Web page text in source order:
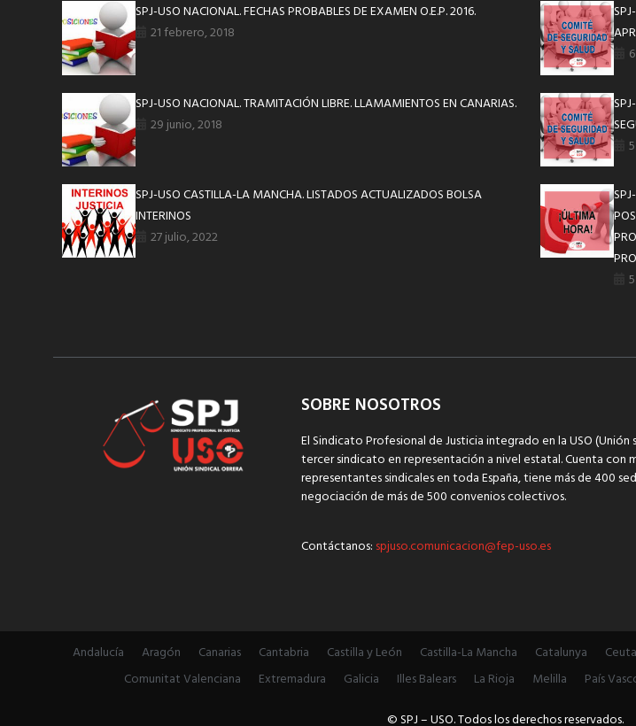
SPJ-USO NACIONAL. FECHAS PROBABLES DE EXAMEN O.E.P. 2016.
21 febrero, 2018
SPJ-USO NACIONAL. TRAMITACIÓN LIBRE. LLAMAMIENTOS EN CANARIAS.
29 junio, 2018
SPJ-USO CASTILLA-LA MANCHA. LISTADOS ACTUALIZADOS BOLSA
INTERINOS
27 julio, 2022
SOBRE NOSOTROS
El Sindicato Profesional de Justicia integrado en la USO (Unión
tercer sindicato en representación a nivel estatal. Cuenta con
representantes sindicales en toda España, tiene más de 400
negociación de más de 500 convenios colectivos.
Contáctanos: spjuso.comunicacion@fep-uso.es
Andalucía Aragón Canarias Cantabria Castilla y León Castilla-La Mancha Catalunya Ceuta
Comunitat Valenciana
Extremadura Galicia Illes Balears La Rioja Melilla País
© SPJ – USO. Todos los derechos reservados.